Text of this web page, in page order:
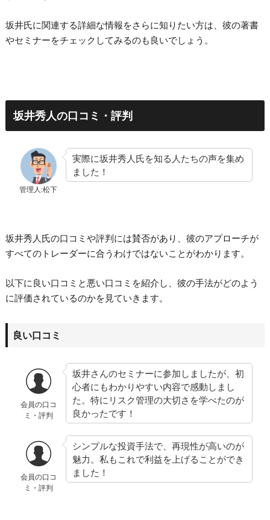
坂井氏に関連する詳細な情報をさらに知りたい方は、彼の著書
やセミナーをチェックしてみるのも良いでしょう。
坂井秀人の口コミ・評判
管理人:松下
実際に坂井秀人氏を知る人たちの声を集め
ました！
坂井秀人氏の口コミや評判には賛否があり、彼のアプローチが
すべてのトレーダーに合うわけではないことがわかります。
以下に良い口コミと悪い口コミを紹介し、彼の手法がどのよう
に評価されているのかを見ていきます。
良い口コミ
会員の口コ
ミ・評判
坂井さんのセミナーに参加しましたが、初
心者にもわかりやすい内容で感動しまし
た。特にリスク管理の大切さを学べたのが
良かったです！
会員の口コ
ミ・評判
シンプルな投資手法で、再現性が高いのが
魅力。私もこれで利益を上げることができ
ました！